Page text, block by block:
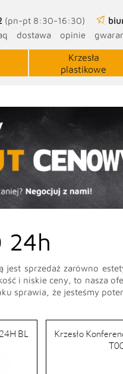
(pn-pt 8:30-16:30)
dostawa opinie
Krzesła
plastikowe
24h
sprzedaż zarówno
i niskie ceny, to nasza
sprawia, że jesteśmy
BL
Krzesło